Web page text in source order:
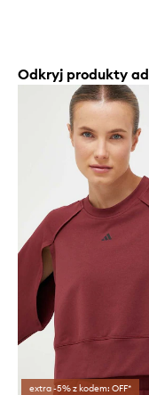
Odkryj produkty
extra -5% z kodem: OFF*